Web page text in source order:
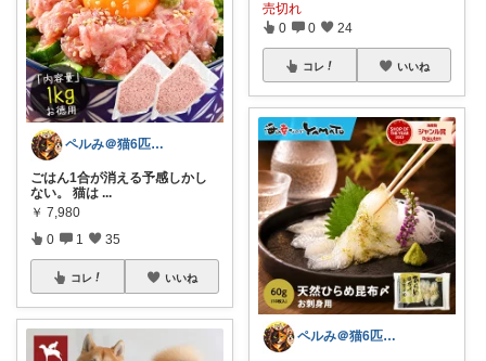
ペルみ＠猫6匹と人1匹の養育係
ごはん1合が消える予感しかし
ない。 猫は ...
￥ 7,980
0 1 35
コレ いいね
売切れ
0 0 24
コレ いいね
ペルみ＠猫6匹と人1匹の養育係